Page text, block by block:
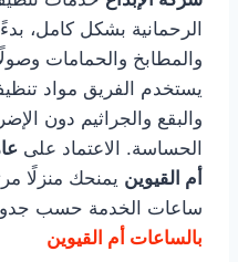
الرحمانية بشكل كامل،
والمطابخ والحمامات
يستخدم الفريق مواد تنظيف
والبقع والجراثيم دون
الحساسة. الاعتماد على
أم القيوين يمنحك منزلًا
ساعات الخدمة حسب
بالساعات أم القيوين